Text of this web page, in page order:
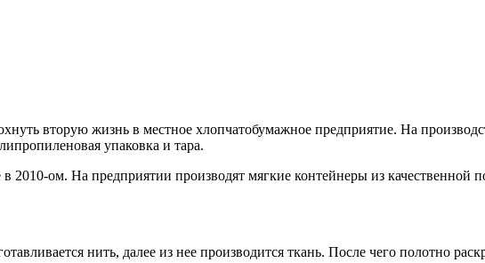
вторую жизнь в местное хлопчатобумажное предприятие. На
упаковка и тара.
2010-ом. На предприятии производят мягкие контейнеры из качественной
нить, далее из нее производится ткань. После чего полотно